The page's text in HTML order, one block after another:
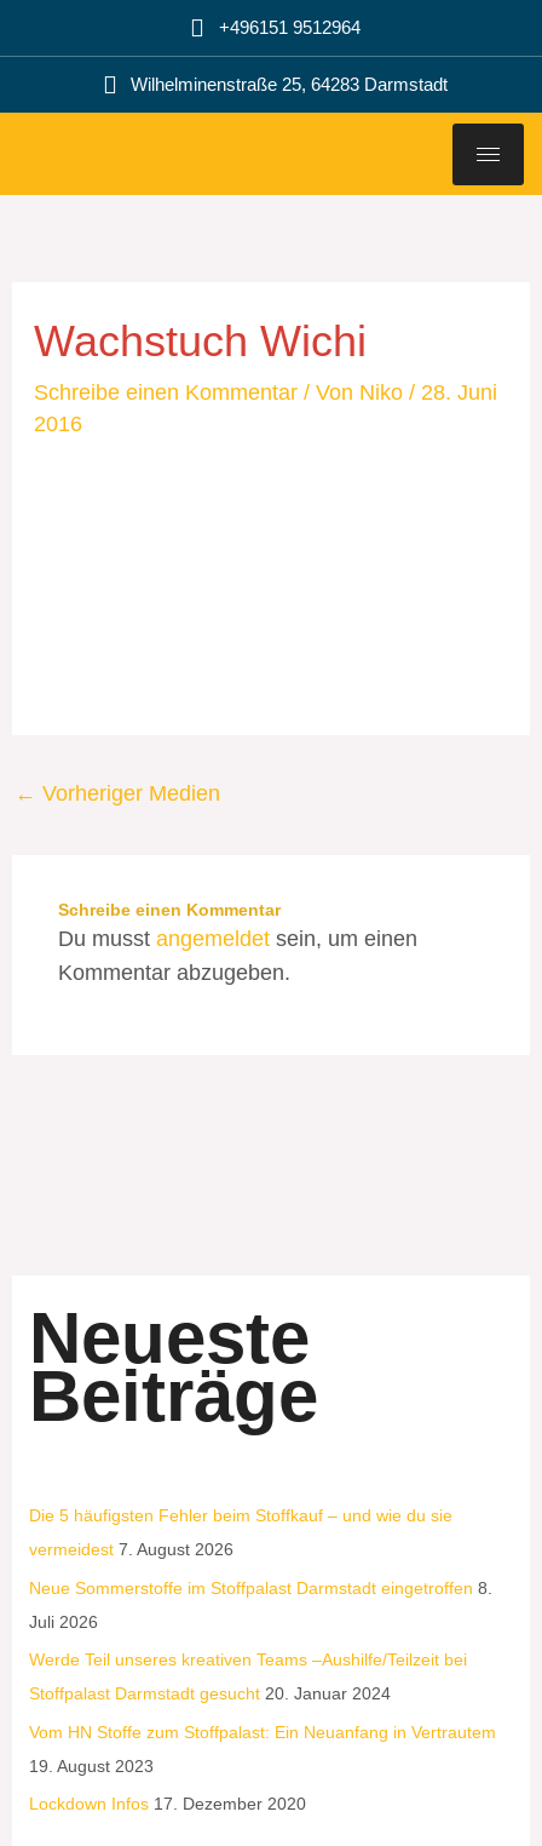
Inhalt
+496151 9512964
Wilhelminenstraße 25, 64283 Darmstadt
Wachstuch Wichi
Schreibe einen Kommentar / Von Niko / 28. Juni
2016
← Vorheriger Medien
Schreibe einen Kommentar
Du musstangemeldet sein, um einen
Kommentar abzugeben.
Neueste
Beiträge
Die 5 häufigsten Fehler beim Stoffkauf – und wie du sie
vermeidest 7. August 2026
Neue Sommerstoffe im Stoffpalast Darmstadt eingetroffen 8.
Juli 2026
Werde Teil unseres kreativen Teams –Aushilfe/Teilzeit bei
Stoffpalast Darmstadt gesucht 20. Januar 2024
Vom HN Stoffe zum Stoffpalast: Ein Neuanfang in Vertrautem
19. August 2023
Lockdown Infos 17. Dezember 2020